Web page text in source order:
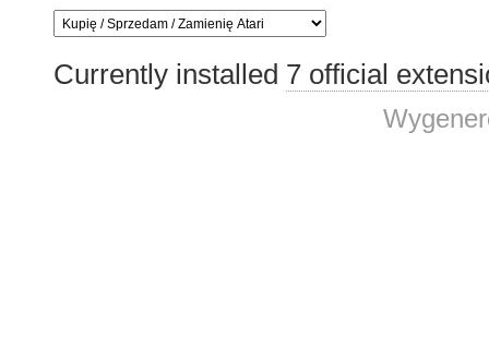
Currently installed 7 official